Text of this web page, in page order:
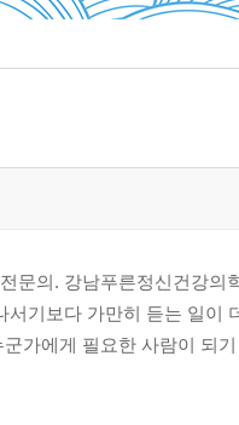
문의. 강남푸른정신건강의
서기보다 가만히 듣는 일이
가에게 필요한 사람이 되